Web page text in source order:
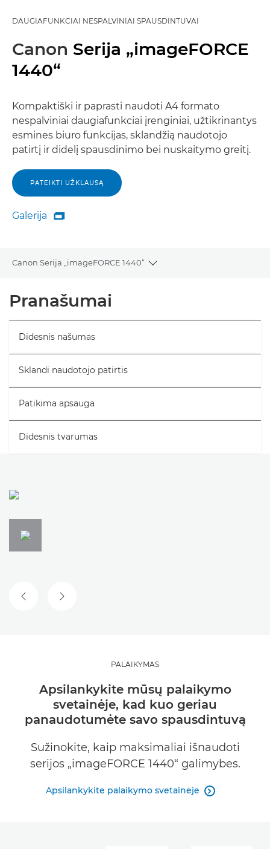
DAUGIAFUNKCIAI NESPALVINIAI SPAUSDINTUVAI
Canon Serija „imageFORCE
1440“
Kompaktiški ir paprasti naudoti A4 formato
nespalviniai daugiafunkciai įrenginiai, užtikrinantys
esmines biuro funkcijas, sklandžią naudotojo
patirtį ir didelį spausdinimo bei nuskaitymo greitį.
PATEIKTI UŽKLAUSĄ
Galerija
Galerija

Canon Serija „imageFORCE 1440“
Toggle breadcrumbs
Bendrieji duomenys
Specifikacijos
Pranašumai
Didesnis našumas
Sklandi naudotojo patirtis
Patikima apsauga
Didesnis tvarumas
ANKSTESNĖ SKAIDRĖ
KITA SKAIDRĖ
PALAIKYMAS
Apsilankykite mūsų palaikymo
svetainėje, kad kuo geriau
panaudotumėte savo spausdintuvą
Sužinokite, kaip maksimaliai išnaudoti
serijos „imageFORCE 1440“ galimybes.
Apsilankykite palaikymo svetainėje 